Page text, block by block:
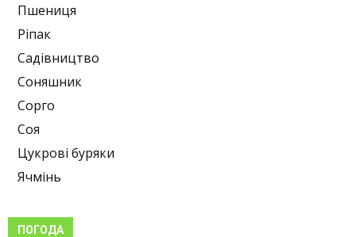
Пшениця
Ріпак
Садівництво
Соняшник
Сорго
Соя
Цукрові буряки
Ячмінь
ПОГОДА